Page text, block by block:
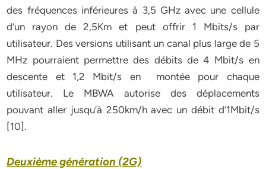
des fréquences inférieures à 3,5 GHz avec une cellule
d’un rayon de 2,5Km et peut offrir 1 Mbits/s par
utilisateur. Des versions utilisant un canal plus large de 5
MHz pourraient permettre des débits de 4 Mbit/s en
descente et 1,2 Mbit/s en montée pour chaque
utilisateur. Le MBWA autorise des déplacements
pouvant aller jusqu’à 250km/h avec un débit d’1Mbit/s
[10].
Deuxième génération (2G)